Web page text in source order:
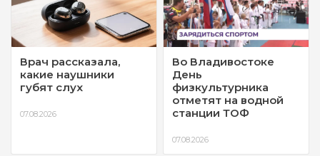
Врач рассказала,
какие наушники
губят слух
07.08.2026
Во Владивостоке
День
физкультурника
отметят на водной
станции ТОФ
07.08.2026